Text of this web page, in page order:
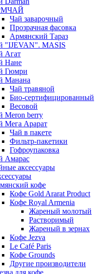
Чай заварочный
Прозрачная фасовка
Армянский Тараз
"IJEVAN". MASIS
Агат
Нане
Гюмри
Манана
Чай травяной
Био-сертифицированный
Весовой
Meron berry
Мега Арарат
Чай в пакете
Фильтр-пакетики
Гофроупаковка
Амарас
аксессуары
кофе
Кофе Gold Ararat Product
Кофе Royal Armenia
Жареный молотый
Растворимый
Жареный в зернах
Кофе Jezva
Le Café Paris
Кофе Grounds
Другие производители
для кофе